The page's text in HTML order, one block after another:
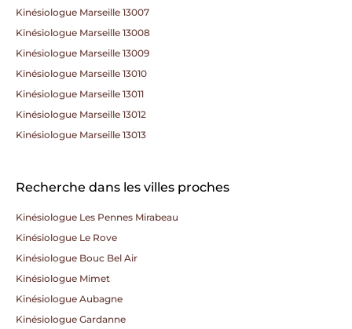
Kinésiologue Marseille 13007
Kinésiologue Marseille 13008
Kinésiologue Marseille 13009
Kinésiologue Marseille 13010
Kinésiologue Marseille 13011
Kinésiologue Marseille 13012
Kinésiologue Marseille 13013
Recherche dans les villes proches
Kinésiologue Les Pennes Mirabeau
Kinésiologue Le Rove
Kinésiologue Bouc Bel Air
Kinésiologue Mimet
Kinésiologue Aubagne
Kinésiologue Gardanne